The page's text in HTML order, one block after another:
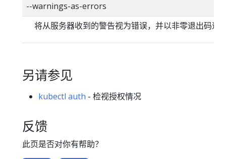
--warnings-as-errors
将从服务器收到的警告视为错误，并以非零退出码退
另请参见
kubectl auth - 检视授权情况
反馈
此页是否对你有帮助？